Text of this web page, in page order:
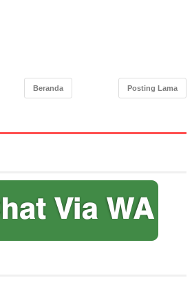
Posting Lama
Beranda